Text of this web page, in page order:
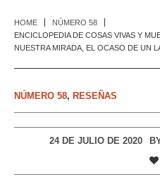
HOME
NÚMERO 58
ENCICLOPEDIA DE COSAS VIVAS Y
NUESTRA MIRADA, EL OCASO DE UN
NÚMERO 58, RESEÑAS
24 DE JULIO DE 2020